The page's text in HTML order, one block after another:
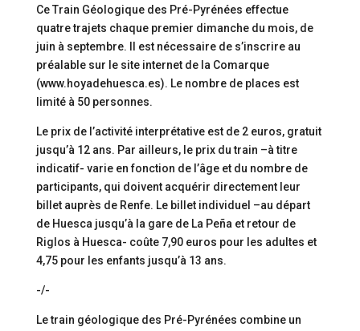
Ce Train Géologique des Pré-Pyrénées effectue
quatre trajets chaque premier dimanche du mois, de
juin à septembre. Il est nécessaire de s’inscrire au
préalable sur le site internet de la Comarque
(www.hoyadehuesca.es). Le nombre de places est
limité à 50 personnes.
Le prix de l’activité interprétative est de 2 euros, gratuit
jusqu’à 12 ans. Par ailleurs, le prix du train –à titre
indicatif- varie en fonction de l’âge et du nombre de
participants, qui doivent acquérir directement leur
billet auprès de Renfe. Le billet individuel –au départ
de Huesca jusqu’à la gare de La Peña et retour de
Riglos à Huesca- coûte 7,90 euros pour les adultes et
4,75 pour les enfants jusqu’à 13 ans.
-/-
Le train géologique des Pré-Pyrénées combine un